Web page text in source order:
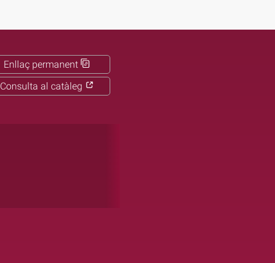
Enllaç permanent
Consulta al catàleg